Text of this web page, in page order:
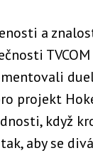
a
projekt
když
aby se